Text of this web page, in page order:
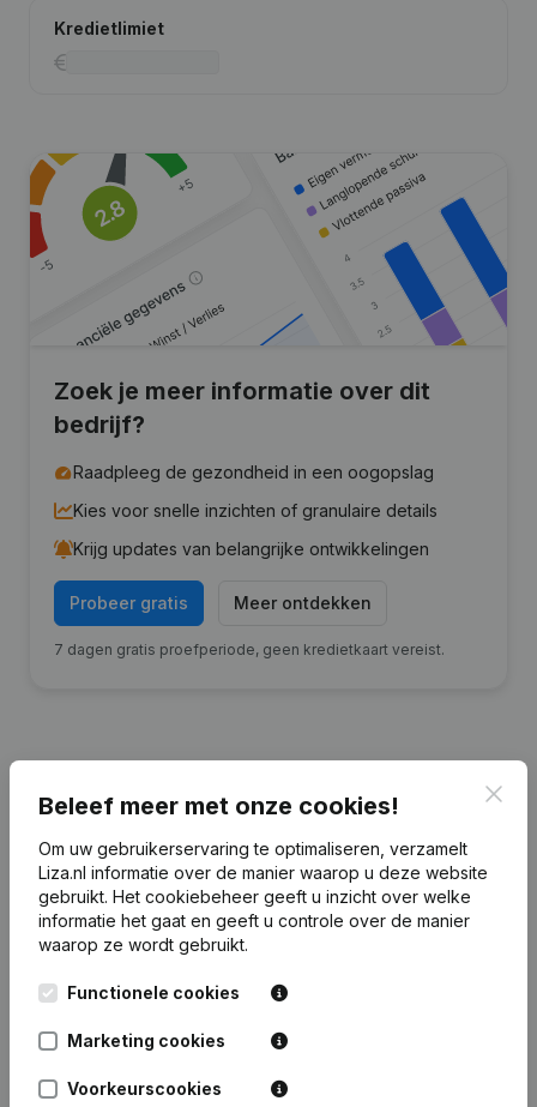
Kredietlimiet
Zoek je meer informatie over dit
bedrijf?
Raadpleeg de gezondheid in een oogopslag
Kies voor snelle inzichten of granulaire details
Krijg updates van belangrijke ontwikkelingen
Probeer gratis Meer ontdekken
7 dagen gratis proefperiode, geen kredietkaart vereist.
Financiële gegevens van Bouwbedrijf
2020 2019 2017
Eigen
vermogen
Personeel 16
Beleef meer met onze cookies!
Om uw gebruikerservaring te optimaliseren, verzamelt
Liza.nl informatie over de manier waarop u deze website
gebruikt. Het cookiebeheer geeft u inzicht over welke
informatie het gaat en geeft u controle over de manier
waarop ze wordt gebruikt.
Functionele cookies
Marketing cookies
Voorkeurscookies